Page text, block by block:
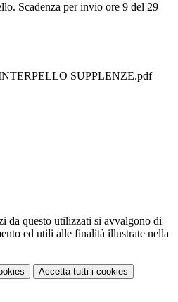
Scadenza per invio ore 9 del 29
SUPPLENZE.pdf
da questo utilizzati si avvalgono di
ed utili alle finalità illustrate nella
Accetta tutti i cookies